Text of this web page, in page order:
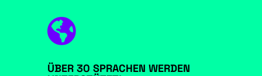

ÜBER 30 SPRACHEN WERDEN